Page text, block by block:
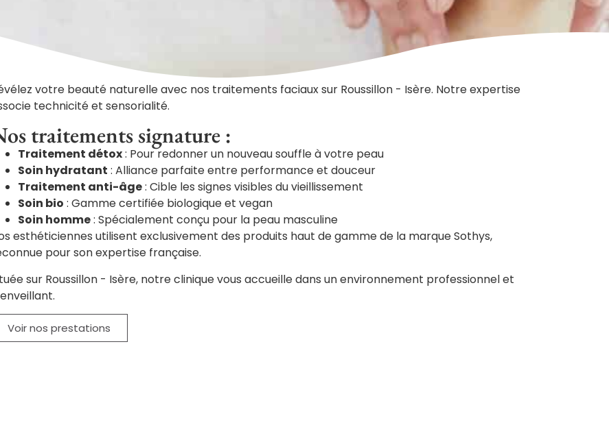
votre beauté naturelle avec nos traitements faciaux sur Roussillon - Isère. Notre expertise
technicité et sensorialité.
traitements signature :
Traitement détox: Pour redonner un nouveau souffle à votre peau
Soin hydratant : Alliance parfaite entre performance et douceur
Traitement anti-âge: Cible les signes visibles du vieillissement
Soin bio : Gamme certifiée biologique et vegan
Soin homme: Spécialement conçu pour la peau masculine
esthéticiennes utilisent exclusivement des produits haut de gamme de la marque Sothys,
pour son expertise française.
sur Roussillon - Isère, notre clinique vous accueille dans un environnement professionnel et
Voir nos prestations